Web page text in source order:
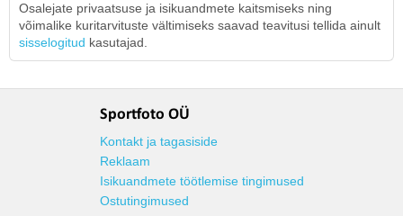
Osalejate privaatsuse ja isikuandmete kaitsmiseks ning
võimalike kuritarvituste vältimiseks saavad teavitusi tellida ainult
sisselogitud kasutajad.
Sportfoto OÜ
Kontakt ja tagasiside
Reklaam
Isikuandmete töötlemise tingimused
Ostutingimused